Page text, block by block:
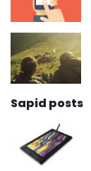
Sapid posts